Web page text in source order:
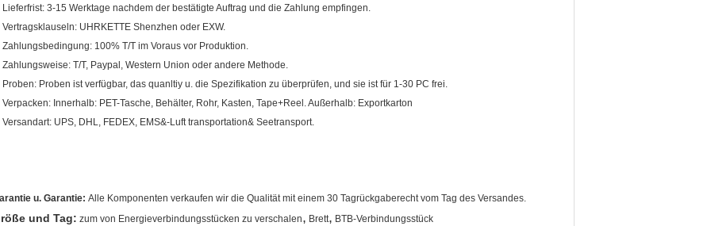
Lieferfrist: 3-15 Werktage nachdem der bestätigte Auftrag und die Zahlung empfingen.
Vertragsklauseln: UHRKETTE Shenzhen oder EXW.
Zahlungsbedingung: 100% T/T im Voraus vor Produktion.
Zahlungsweise: T/T, Paypal, Western Union oder andere Methode.
Proben: Proben ist verfügbar, das quanltiy u. die Spezifikation zu überprüfen, und sie ist für 1-30 PC frei.
Verpacken: Innerhalb: PET-Tasche, Behälter, Rohr, Kasten, Tape+Reel. Außerhalb: Exportkarton
Versandart: UPS, DHL, FEDEX, EMS&-Luft transportation& Seetransport.
u. Garantie: Alle Komponenten verkaufen wir die Qualität mit einem 30 Tagrückgaberecht vom Tag des Versandes.
und Tag: zum von Energieverbindungsstücken zu verschalen, Brett, BTB-Verbindungsstück